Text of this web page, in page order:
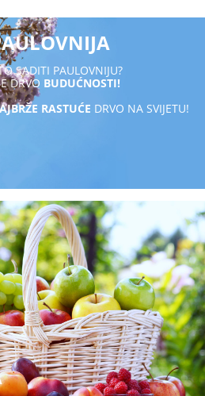
SADITI PAULOVNIJU?
DRVO BUDUĆNOSTI!
RASTUĆE DRVO NA SVIJETU!